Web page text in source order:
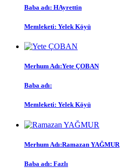
Baba adı: HAyrettin
Memleketi: Yelek Köyü
Merhum Adı:Yete ÇOBAN
Baba adı:
Memleketi: Yelek Köyü
Merhum Adı:Ramazan YAĞMUR
Baba adı: Fazlı